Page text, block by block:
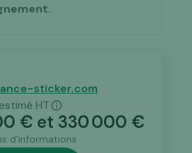
sticker.com
HT
€ et 330 000 €
d'informations